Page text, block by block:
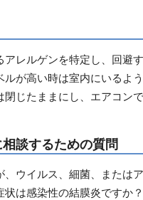
アレルゲンを特定し、回避
ルが高い時は室内にいるよ
閉じたままにし、エアコン
談するための質問
、ウイルス、細菌、または
状は感染性の結膜炎ですか？